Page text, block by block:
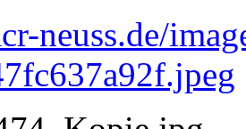
neuss.de/